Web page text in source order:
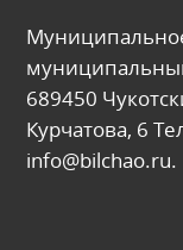
689450
Курчатова, 6
info@bilchao.ru.